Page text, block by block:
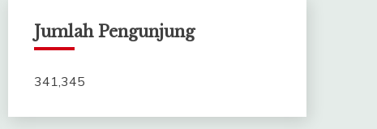
Jumlah Pengunjung
341,345